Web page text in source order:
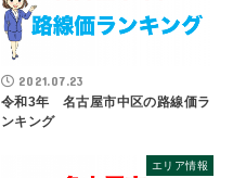
2021.07.23
令和3年 名古屋市中区の路線価ラ
ンキング
エリア情報